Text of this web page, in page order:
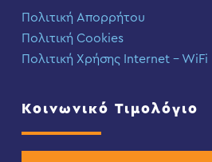
Πολιτική Απορρήτου
Πολιτική Cookies
Πολιτική Χρήσης Internet – WiFi
Κοινωνικό Τιμολόγιο